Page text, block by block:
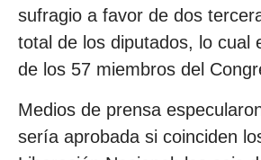
sufragio a favor de dos
total de los diputados, lo cual
de los 57 miembros del
Medios de prensa
sería aprobada si coinciden